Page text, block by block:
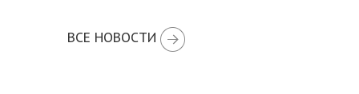
ВСЕ НОВОСТИ